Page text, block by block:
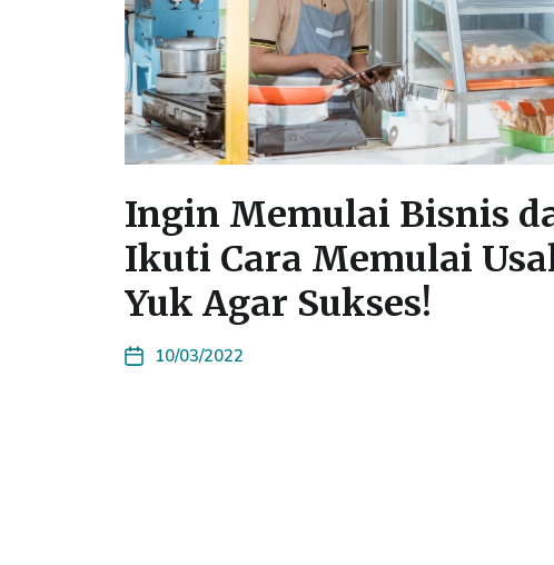
Ingin Memulai Bisnis
Ikuti Cara Memulai
Yuk Agar Sukses!
10/03/2022